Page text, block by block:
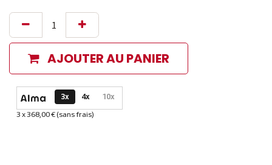
AJOUTER AU PANIER
Options de paiement disponibles
3x 4x 10x
Informations sur le plan de paiement sélectionné
3 x 368,00 € (sans frais)